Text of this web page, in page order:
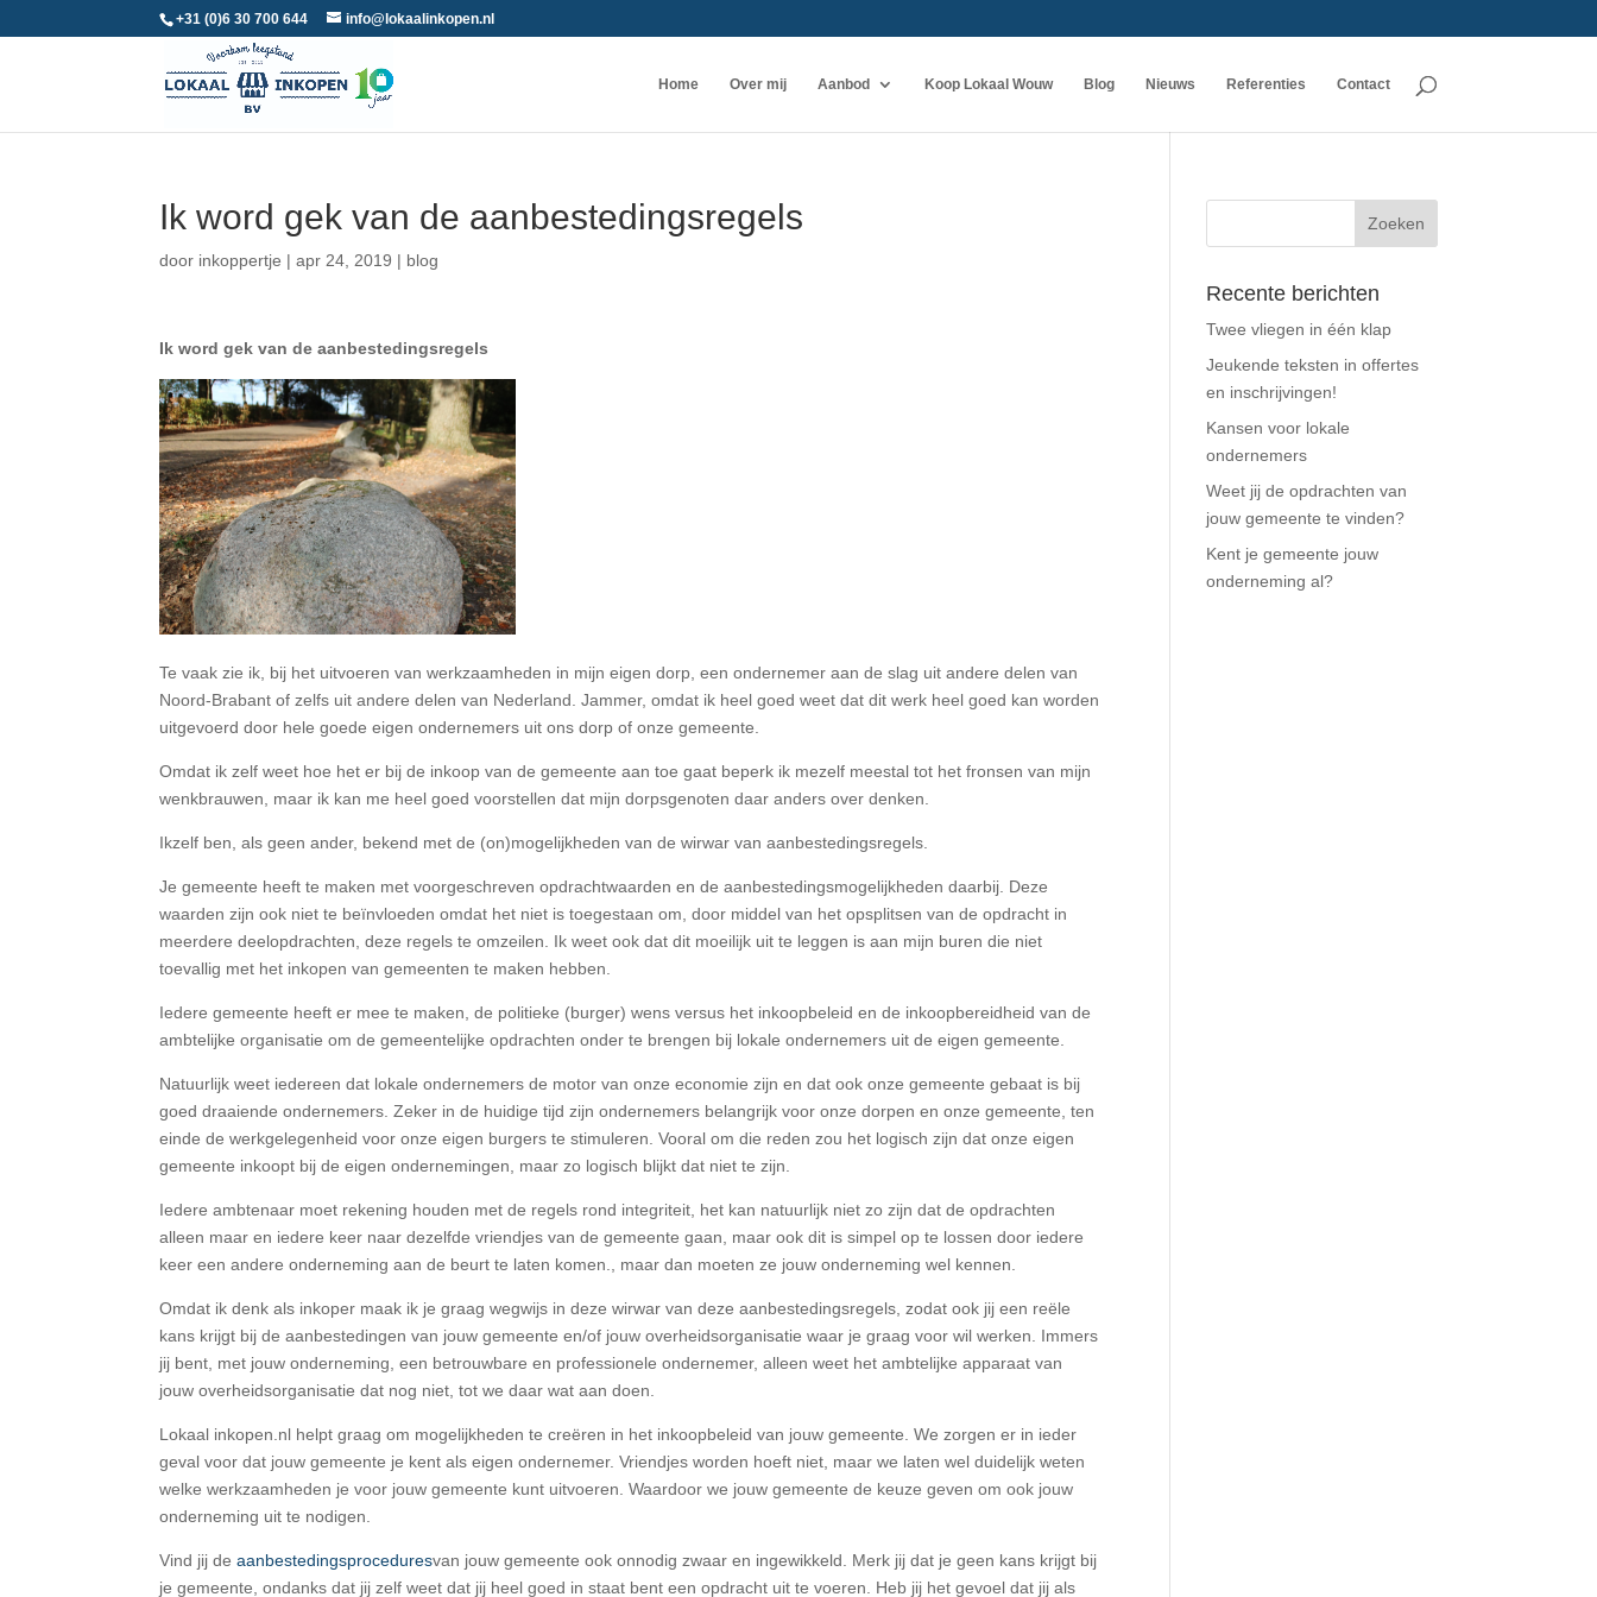
+31 (0)6 30 700 644 info@lokaalinkopen.nl
Home Over mij Aanbod Koop Lokaal Wouw Blog Nieuws Referenties Contact
Ik word gek van de aanbestedingsregels
door inkoppertje |apr 24, 2019 | blog
Ik word gek van de aanbestedingsregels
Te vaak zie ik, bij het uitvoeren van werkzaamheden in mijn eigen dorp, een ondernemer aan de slag uit andere delen van
Noord-Brabant of zelfs uit andere delen van Nederland. Jammer, omdat ik heel goed weet dat dit werk heel goed kan worden
uitgevoerd door hele goede eigen ondernemers uit ons dorp of onze gemeente.
Omdat ik zelf weet hoe het er bij de inkoop van de gemeente aan toe gaat beperk ik mezelf meestal tot het fronsen van mijn
wenkbrauwen, maar ik kan me heel goed voorstellen dat mijn dorpsgenoten daar anders over denken.
Ikzelf ben, als geen ander, bekend met de (on)mogelijkheden van de wirwar van aanbestedingsregels.
Je gemeente heeft te maken met voorgeschreven opdrachtwaarden en de aanbestedingsmogelijkheden daarbij. Deze
waarden zijn ook niet te beïnvloeden omdat het niet is toegestaan om, door middel van het opsplitsen van de opdracht in
meerdere deelopdrachten, deze regels te omzeilen. Ik weet ook dat dit moeilijk uit te leggen is aan mijn buren die niet
toevallig met het inkopen van gemeenten te maken hebben.
Iedere gemeente heeft er mee te maken, de politieke (burger) wens versus het inkoopbeleid en de inkoopbereidheid van de
ambtelijke organisatie om de gemeentelijke opdrachten onder te brengen bij lokale ondernemers uit de eigen gemeente.
Natuurlijk weet iedereen dat lokale ondernemers de motor van onze economie zijn en dat ook onze gemeente gebaat is bij
goed draaiende ondernemers. Zeker in de huidige tijd zijn ondernemers belangrijk voor onze dorpen en onze gemeente, ten
einde de werkgelegenheid voor onze eigen burgers te stimuleren. Vooral om die reden zou het logisch zijn dat onze eigen
gemeente inkoopt bij de eigen ondernemingen, maar zo logisch blijkt dat niet te zijn.
Iedere ambtenaar moet rekening houden met de regels rond integriteit, het kan natuurlijk niet zo zijn dat de opdrachten
alleen maar en iedere keer naar dezelfde vriendjes van de gemeente gaan, maar ook dit is simpel op te lossen door iedere
keer een andere onderneming aan de beurt te laten komen., maar dan moeten ze jouw onderneming wel kennen.
Omdat ik denk als inkoper maak ik je graag wegwijs in deze wirwar van deze aanbestedingsregels, zodat ook jij een reële
kans krijgt bij de aanbestedingen van jouw gemeente en/of jouw overheidsorganisatie waar je graag voor wil werken. Immers
jij bent, met jouw onderneming, een betrouwbare en professionele ondernemer, alleen weet het ambtelijke apparaat van
jouw overheidsorganisatie dat nog niet, tot we daar wat aan doen.
Lokaal inkopen.nl helpt graag om mogelijkheden te creëren in het inkoopbeleid van jouw gemeente. We zorgen er in ieder
geval voor dat jouw gemeente je kent als eigen ondernemer. Vriendjes worden hoeft niet, maar we laten wel duidelijk weten
welke werkzaamheden je voor jouw gemeente kunt uitvoeren. Waardoor we jouw gemeente de keuze geven om ook jouw
onderneming uit te nodigen.
Vind jij deaanbestedingsproceduresvan jouw gemeente ook onnodig zwaar en ingewikkeld. Merk jij dat je geen kans krijgt bij
je gemeente, ondanks dat jij zelf weet dat jij heel goed in staat bent een opdracht uit te voeren. Heb jij het gevoel dat jij als
Recente berichten
Twee vliegen in één klap
Jeukende teksten in offertes
en inschrijvingen!
Kansen voor lokale
ondernemers
Weet jij de opdrachten van
jouw gemeente te vinden?
Kent je gemeente jouw
onderneming al?